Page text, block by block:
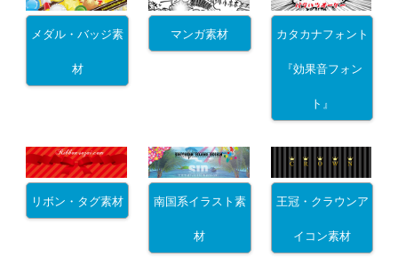
メダル・バッジ素
材
マンガ素材 カタカナフォント
『効果音フォン
ト』
リボン・タグ素材 南国系イラスト素
材
王冠・クラウンア
イコン素材